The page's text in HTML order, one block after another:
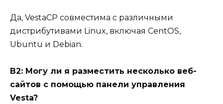
Да, VestaCP совместима с различными
дистрибутивами Linux, включая CentOS,
Ubuntu и Debian.
В2: Могу ли я разместить несколько веб-
сайтов с помощью панели управления
Vesta?